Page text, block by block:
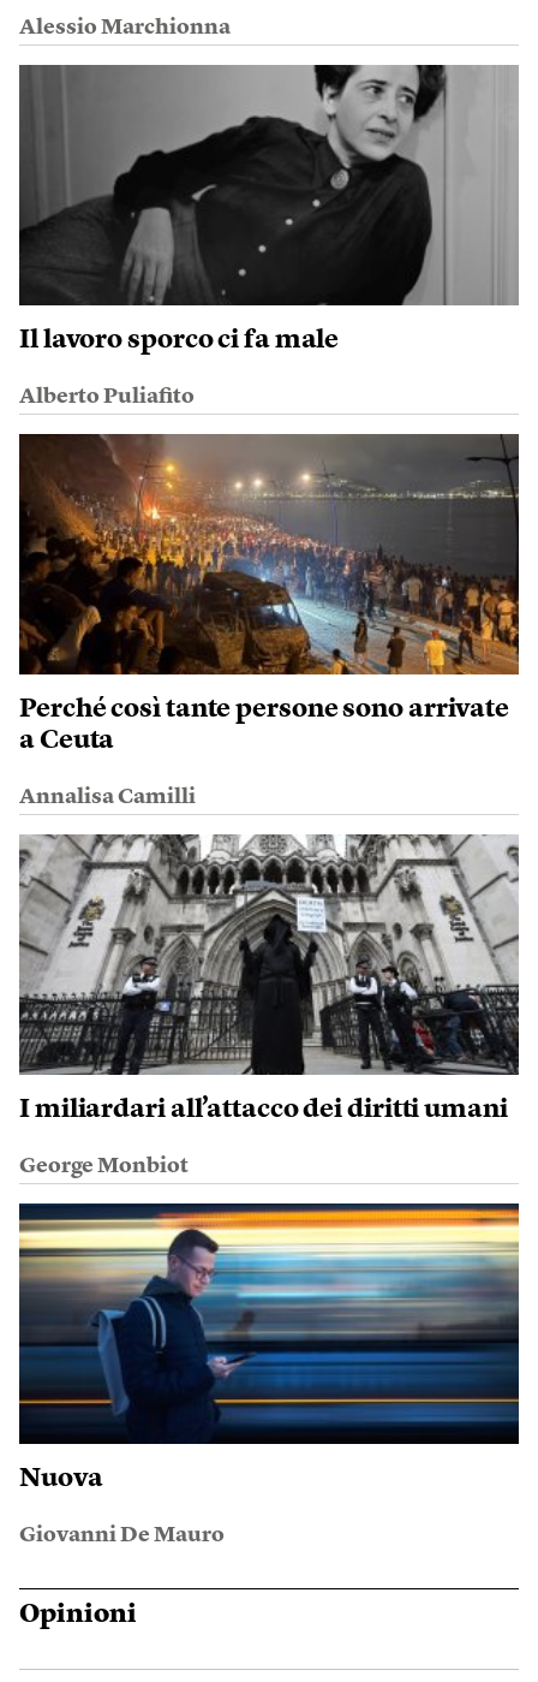
Alessio Marchionna
Il lavoro sporco ci fa male
Alberto Puliafito
Perché così tante persone sono arrivate
a Ceuta
Annalisa Camilli
I miliardari all’attacco dei diritti umani
George Monbiot
Nuova
Giovanni De Mauro
Opinioni